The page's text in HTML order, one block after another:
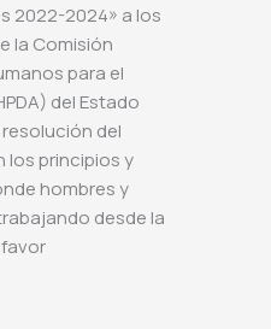
2022-2024» a los
la Comisión
para el
del Estado
del
los principios y
hombres y
desde la